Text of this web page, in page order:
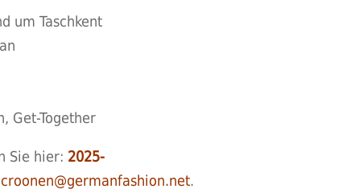
um Taschkent
Get-Together
Sie hier: 2025-
croonen@germanfashion.net.